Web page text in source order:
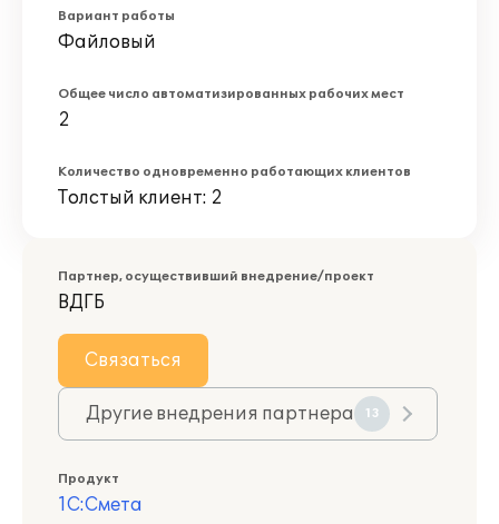
Вариант работы
Файловый
Общее число автоматизированных рабочих мест
2
Количество одновременно работающих клиентов
Толстый клиент: 2
Партнер, осуществивший внедрение/проект
ВДГБ
Связаться
Другие внедрения партнера 13
Продукт
1С:Смета